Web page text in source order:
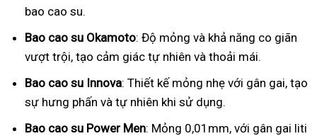
bao cao su.
Bao cao su Okamoto: Độ mỏng và khả năng co giãn
vượt trội, tạo cảm giác tự nhiên và thoải mái.
Bao cao su Innova: Thiết kế mỏng nhẹ với gân gai, tạo
sự hưng phấn và tự nhiên khi sử dụng.
Bao cao su Power Men: Mỏng 0,01mm, với gân gai liti